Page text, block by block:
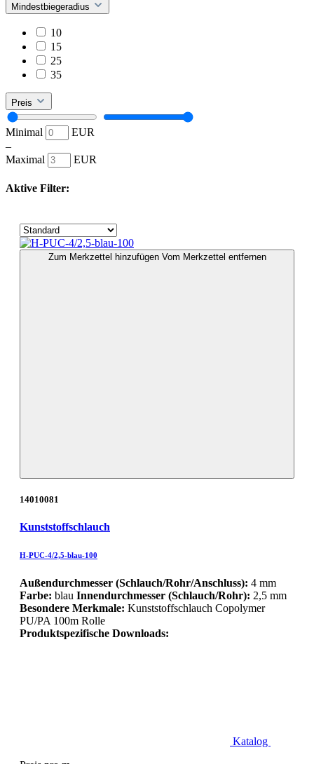
Mindestbiegeradius
10
15
25
35
Preis
Minimal
EUR
–
Maximal
EUR
Aktive Filter:
Zum Merkzettel hinzufügen Vom Merkzettel entfernen
14010081
Kunststoffschlauch
H-PUC-4/2,5-blau-100
Außendurchmesser (Schlauch/Rohr/Anschluss): 4 mm
Farbe: blau Innendurchmesser (Schlauch/Rohr): 2,5 mm
Besondere Merkmale: Kunststoffschlauch Copolymer
PU/PA 100m Rolle
Produktspezifische Downloads:
Katalog